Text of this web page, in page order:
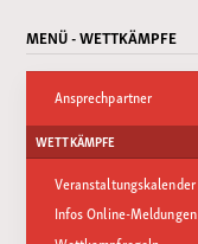
MENÜ - WETTKÄMPFE
Ansprechpartner
WETTKÄMPFE
Veranstaltungskalender
Infos Online-Meldungen